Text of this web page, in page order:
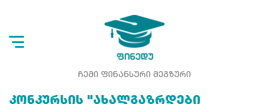
ᲩᲔᲛᲘ ᲤᲘᲜᲐᲜᲡᲣᲠᲘ ᲛᲔᲒᲖᲣᲠᲘ
ᲙᲝᲜᲙᲣᲠᲡᲘᲡ "ᲐᲮᲐᲚᲒᲐᲖᲠᲓᲔᲑᲘ